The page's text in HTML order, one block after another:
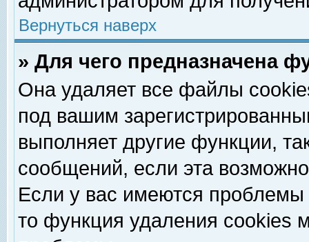
Вернуться наверх
» Для чего предназначена
Она удаляет все файлы
под вашим
выполняет другие функции,
сообщений, если эта
Если у вас имеются
то функция удаления cookies